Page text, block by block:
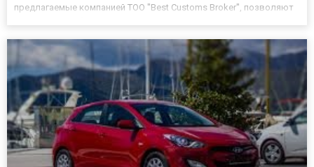
предлагаемые компанией ТОО "Best Customs Broker", позволяют
оформленных соответствующих со...